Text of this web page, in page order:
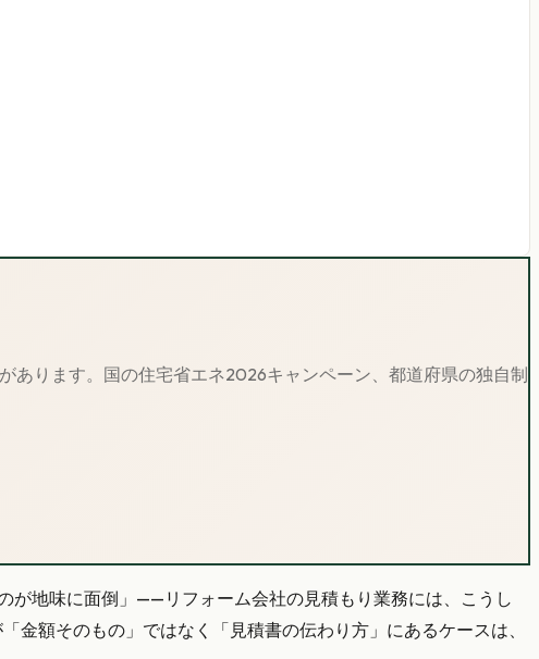
あります。 国の住宅省エネ2026キャンペーン、都道府県の独自制
が地味に面倒」——リフォーム会社の見積もり業務には、こうし
額そのもの」ではなく「見積書の伝わり方」にあるケースは、